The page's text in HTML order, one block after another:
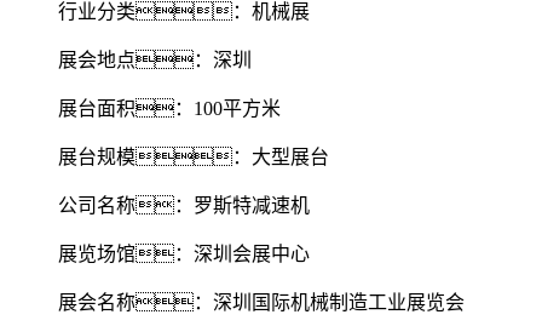
行业分类：机械展
展会地点：深圳
展台面积：100平方米
展台规模：大型展台
公司名称：罗斯特减速机
展览场馆：深圳会展中心
展会名称：深圳国际机械制造工业展览会